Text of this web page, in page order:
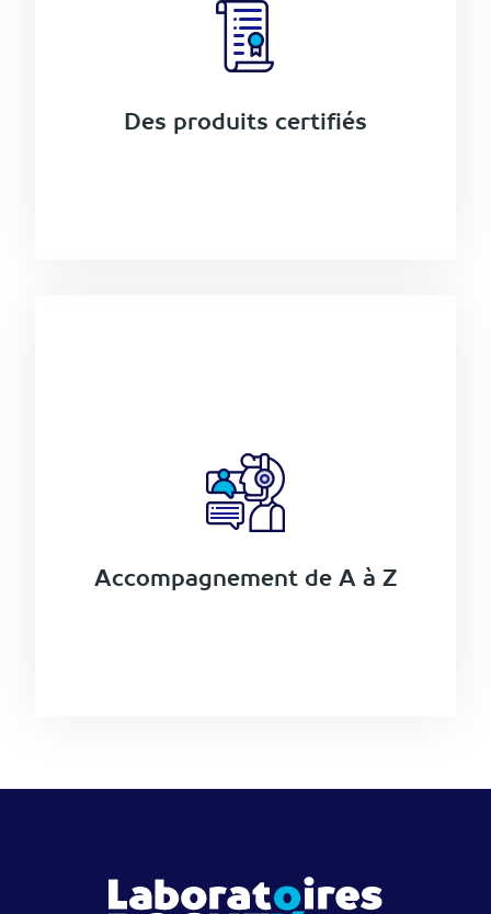
Des produits certifiés
Accompagnement de A à Z